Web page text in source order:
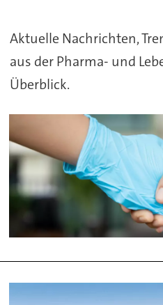
Aktuelle Nachrichten,
aus der Pharma- und
Überblick.